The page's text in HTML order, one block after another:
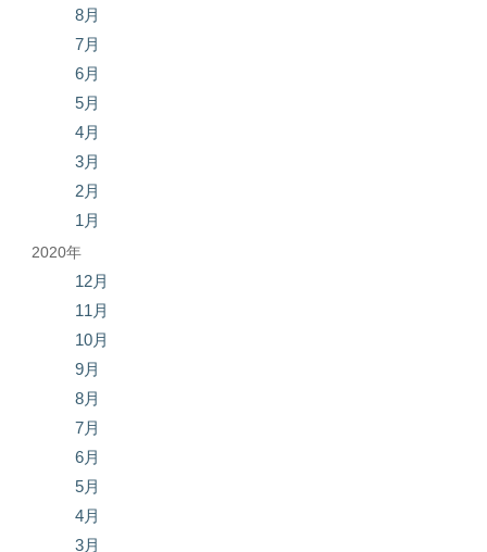
8月
7月
6月
5月
4月
3月
2月
1月
2020年
12月
11月
10月
9月
8月
7月
6月
5月
4月
3月